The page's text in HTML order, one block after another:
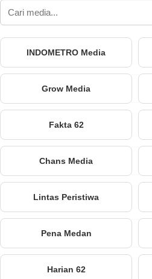
INDOMETRO Media
Grow Media
Fakta 62
Chans Media
Lintas Peristiwa
Pena Medan
Harian 62